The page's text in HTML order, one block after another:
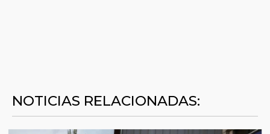
NOTICIAS RELACIONADAS: